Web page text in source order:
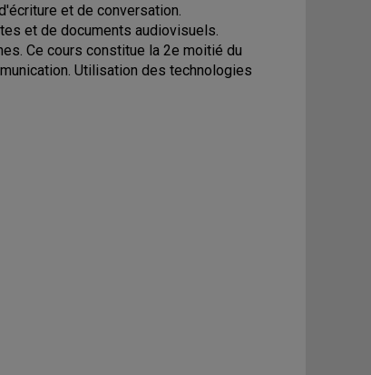
et de conversation.
et de documents audiovisuels.
Ce cours constitue la 2e moitié du
Utilisation des technologies